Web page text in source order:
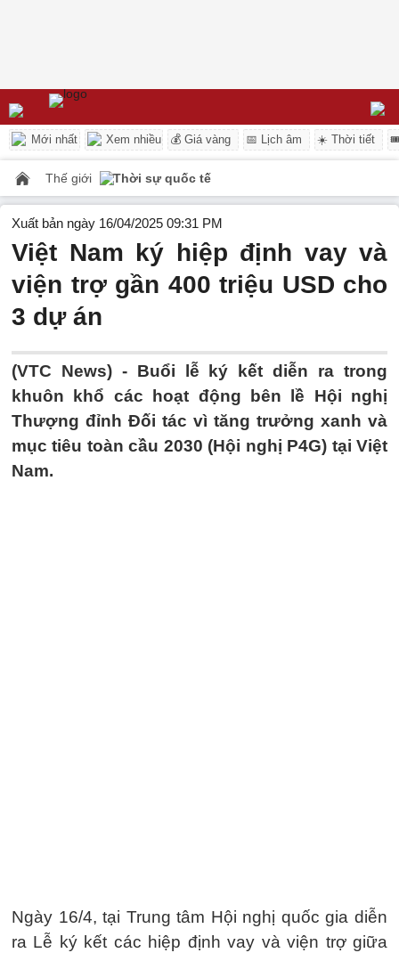
Mới nhất Xem nhiều 💰 Giá vàng 📅 Lịch âm ☀️ Thời tiết
Thế giới Thời sự quốc tế
Xuất bản ngày 16/04/2025 09:31 PM
Việt Nam ký hiệp định vay và
viện trợ gần 400 triệu USD cho
3 dự án
(VTC News) - Buổi lễ ký kết diễn ra trong
khuôn khổ các hoạt động bên lề Hội nghị
Thượng đỉnh Đối tác vì tăng trưởng xanh và
mục tiêu toàn cầu 2030 (Hội nghị P4G) tại Việt
Nam.
Ngày 16/4, tại Trung tâm Hội nghị quốc gia diễn
ra Lễ ký kết các hiệp định vay và viện trợ giữa